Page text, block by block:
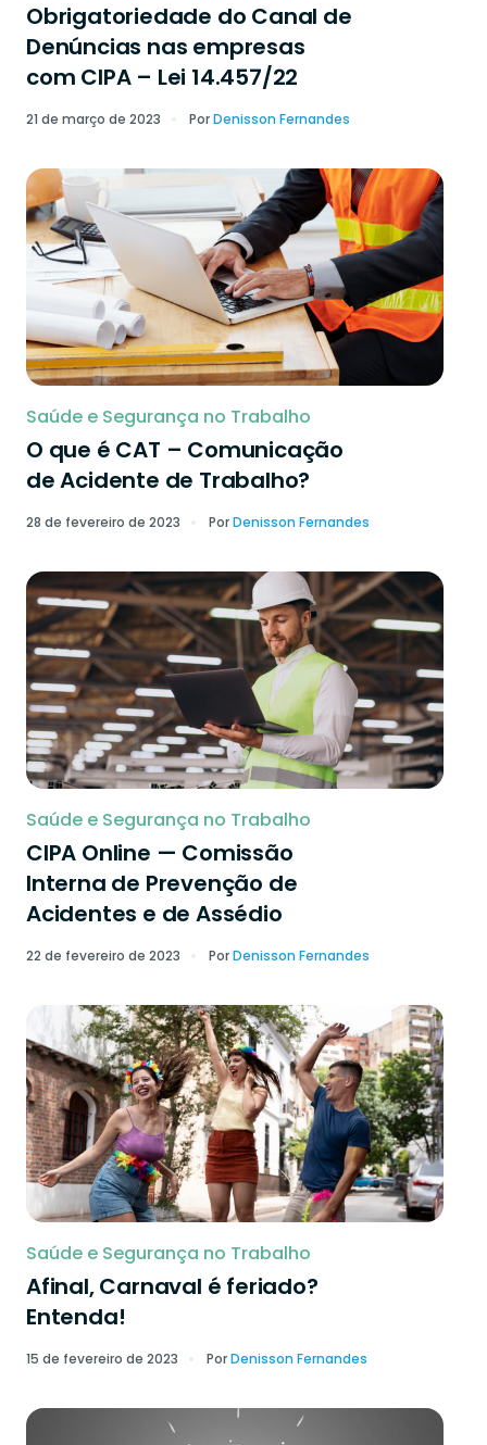
Obrigatoriedade do Canal de
Denúncias nas empresas
com CIPA – Lei 14.457/22
21 de março de 2023 PorDenisson Fernandes
Saúde e Segurança no Trabalho
O que é CAT – Comunicação
de Acidente de Trabalho?
28 de fevereiro de 2023 PorDenisson Fernandes
Saúde e Segurança no Trabalho
CIPA Online — Comissão
Interna de Prevenção de
Acidentes e de Assédio
22 de fevereiro de 2023 PorDenisson Fernandes
Saúde e Segurança no Trabalho
Afinal, Carnaval é feriado?
Entenda!
15 de fevereiro de 2023 PorDenisson Fernandes